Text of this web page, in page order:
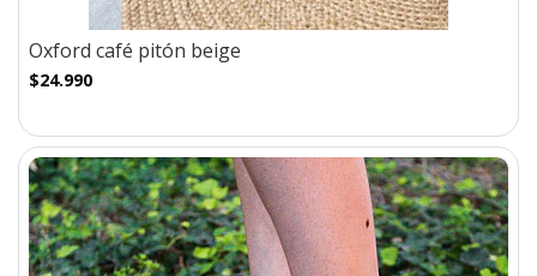
Oxford café pitón beige
$24.990